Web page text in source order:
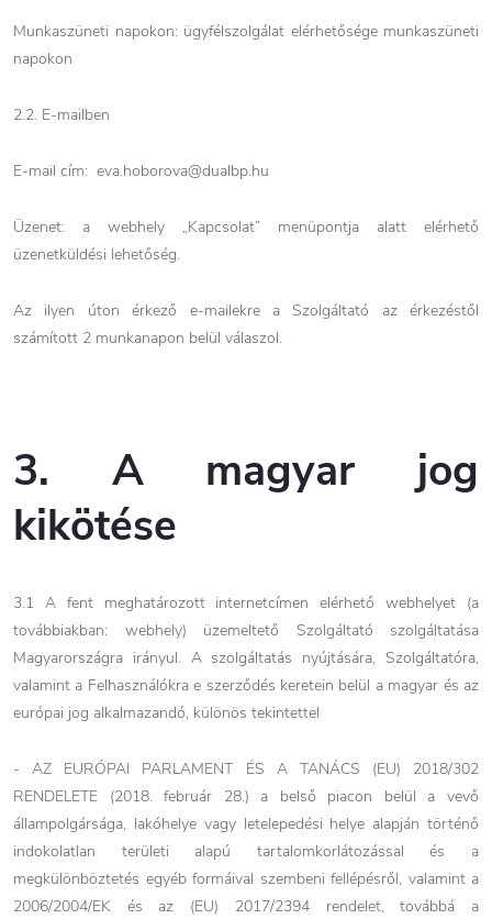
Munkaszüneti napokon: ügyfélszolgálat elérhetősége munkaszüneti
napokon
2.2. E-mailben
E-mail cím: eva.hoborova@dualbp.hu
Üzenet: a webhely „Kapcsolat” menüpontja alatt elérhető
üzenetküldési lehetőség.
Az ilyen úton érkező e-mailekre a Szolgáltató az érkezéstől
számított 2 munkanapon belül válaszol.
3. A magyar jog
kikötése
3.1 A fent meghatározott internetcímen elérhető webhelyet (a
továbbiakban: webhely) üzemeltető Szolgáltató szolgáltatása
Magyarországra irányul. A szolgáltatás nyújtására, Szolgáltatóra,
valamint a Felhasználókra e szerződés keretein belül a magyar és az
európai jog alkalmazandó, különös tekintettel
- AZ EURÓPAI PARLAMENT ÉS A TANÁCS (EU) 2018/302
RENDELETE (2018. február 28.) a belső piacon belül a vevő
állampolgársága, lakóhelye vagy letelepedési helye alapján történő
indokolatlan területi alapú tartalomkorlátozással és a
megkülönböztetés egyéb formáival szembeni fellépésről, valamint a
2006/2004/EK és az (EU) 2017/2394 rendelet, továbbá a